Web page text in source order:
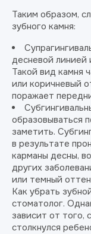
Таким образом,
зубного камня:
десневой линией
Такой вид камня
или коричневый
поражает
образовываться
заметить.
в результате
карманы десны,
других
или темный
Как убрать
стоматолог.
зависит от того,
столкнулся